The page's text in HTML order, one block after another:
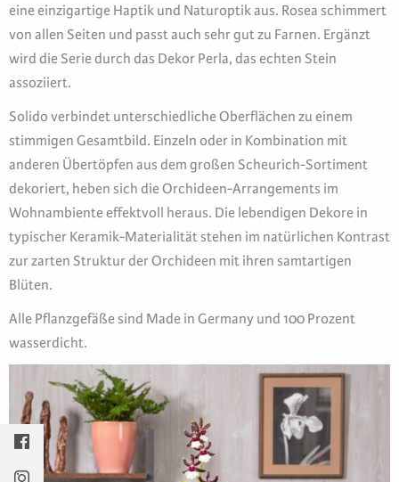
eine einzigartige Haptik und Naturoptik aus. Rosea schimmert
von allen Seiten und passt auch sehr gut zu Farnen. Ergänzt
wird die Serie durch das Dekor Perla, das echten Stein
assoziiert.
Solido verbindet unterschiedliche Oberflächen zu einem
stimmigen Gesamtbild. Einzeln oder in Kombination mit
anderen Übertöpfen aus dem großen Scheurich-Sortiment
dekoriert, heben sich die Orchideen-Arrangements im
Wohnambiente effektvoll heraus. Die lebendigen Dekore in
typischer Keramik-Materialität stehen im natürlichen Kontrast
zur zarten Struktur der Orchideen mit ihren samtartigen
Blüten.
Alle Pflanzgefäße sind Made in Germany und 100 Prozent
wasserdicht.